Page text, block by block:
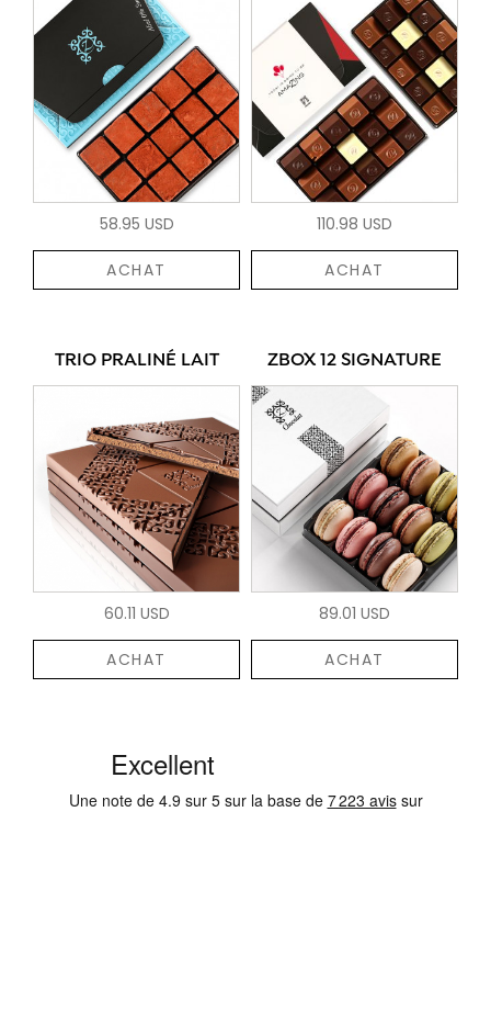
58.95 USD
ACHAT
110.98 USD
ACHAT
TRIO PRALINÉ LAIT
60.11 USD
ACHAT
ZBOX 12 SIGNATURE
89.01 USD
ACHAT